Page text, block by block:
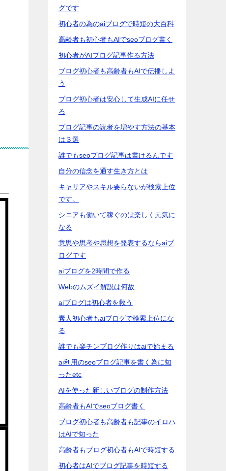
グです
初心者の為のaiブログで時短の大百科
高齢者も初心者もAIでseoブログ書く
初心者がAIブログ記事作る方法
ブログ初心者も高齢者もAIで伝播しよ
う
ブログ初心者は安心して生成AIに任せ
ろ
ブログ記事の読者を増やす方法の基本
は３選
誰でもseoブログ記事は書けるんです
自分の信念を通す生き方とは
キャリアやスキル要らないが検索上位
です。
シニアも働いて稼ぐのは楽しく元気に
なる
意思や思考や思想を発表するならaiブ
ログです
aiブログを2時間で作る
Webのムズイ解説は何故
aiブログは初心者を救う
素人初心者もaiブログで検索上位にな
る
誰でも楽チンブログ作りはaiで始まる
ai利用のseoブログ記事を書く為に知
ったetc
AIを使った新しいブログの制作方法
高齢者もAIでseoブログ書く
ブログ初心者も高齢者も記事のイロハ
はAIで知った
高齢者もブログ初心者もAIで時短する
初心者はAIでブログ記事を時短する